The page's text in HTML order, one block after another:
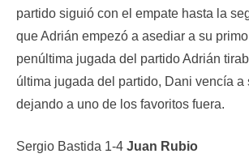
partido siguió con el empate hasta la
que Adrián empezó a asediar a su
penúltima jugada del partido Adrián
última jugada del partido, Dani vencía a
dejando a uno de los favoritos fuera.
Sergio Bastida 1-4 Juan Rubio